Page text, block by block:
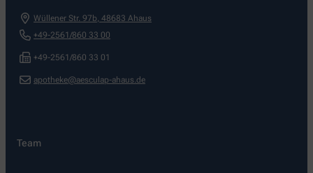
Wüllener Str. 97b, 48683 Ahaus
+49-2561/860 33 00
+49-2561/860 33 01
apotheke@aesculap-ahaus.de
Team